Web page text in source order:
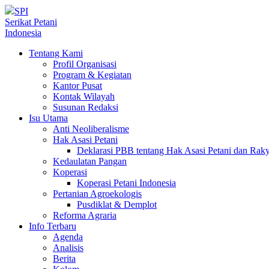
SPI
Serikat Petani
Indonesia
Tentang Kami
Profil Organisasi
Program & Kegiatan
Kantor Pusat
Kontak Wilayah
Susunan Redaksi
Isu Utama
Anti Neoliberalisme
Hak Asasi Petani
Deklarasi PBB tentang Hak Asasi Petani dan
Kedaulatan Pangan
Koperasi
Koperasi Petani Indonesia
Pertanian Agroekologis
Pusdiklat & Demplot
Reforma Agraria
Info Terbaru
Agenda
Analisis
Berita